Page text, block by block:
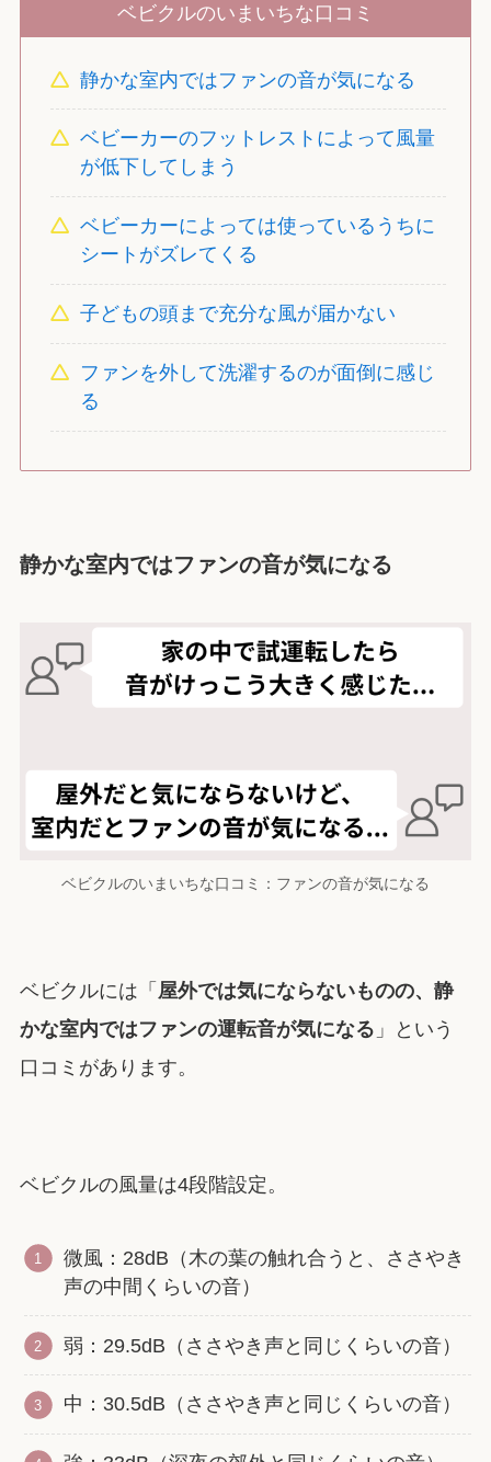
ベビクルのいまいちな口コミ
静かな室内ではファンの音が気になる
ベビーカーのフットレストによって風量
が低下してしまう
ベビーカーによっては使っているうちに
シートがズレてくる
子どもの頭まで充分な風が届かない
ファンを外して洗濯するのが面倒に感じ
る
静かな室内ではファンの音が気になる
ベビクルのいまいちな口コミ：ファンの音が気になる
ベビクルには「 屋外では気にならないものの、静
かな室内ではファンの運転音が気になる 」という
口コミがあります。
ベビクルの風量は4段階設定。
微風：28dB（木の葉の触れ合うと、ささやき
声の中間くらいの音）
弱：29.5dB（ささやき声と同じくらいの音）
中：30.5dB（ささやき声と同じくらいの音）